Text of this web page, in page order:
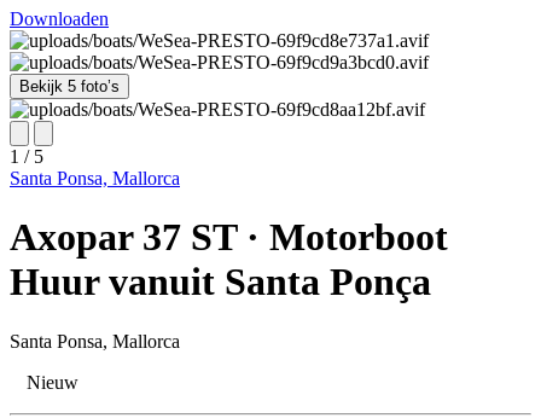
Downloaden
Bekijk 5 foto’s
1 / 5
Santa Ponsa, Mallorca
Axopar 37 ST · Motorboot
Huur vanuit Santa Ponça
Santa Ponsa, Mallorca
Nieuw